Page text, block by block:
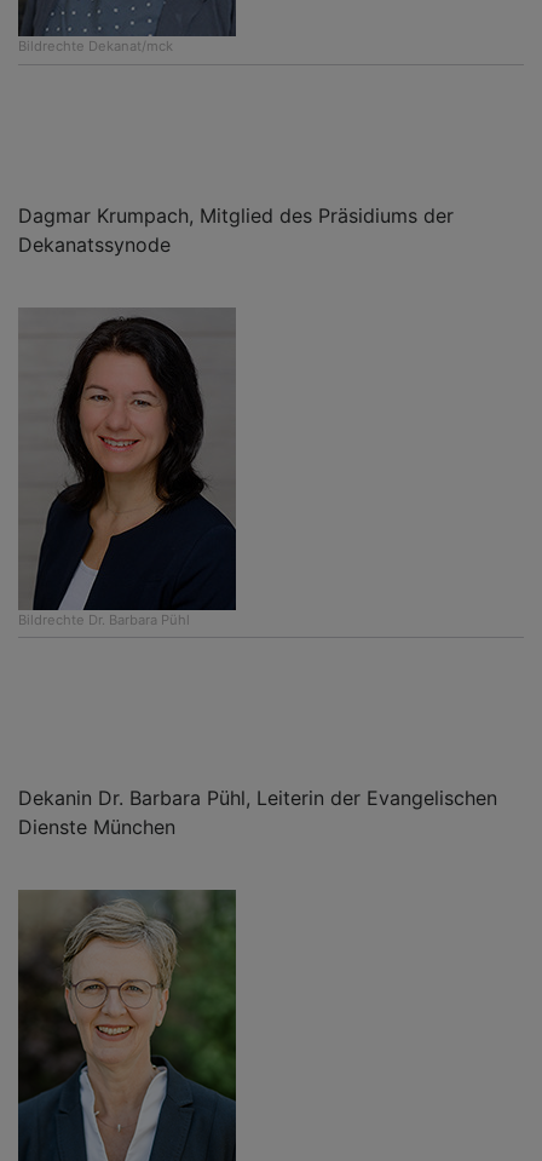
Bildrechte Dekanat/mck
Dagmar Krumpach, Mitglied des Präsidiums der
Dekanatssynode
Bildrechte Dr. Barbara Pühl
Dekanin Dr. Barbara Pühl, Leiterin der Evangelischen
Dienste München